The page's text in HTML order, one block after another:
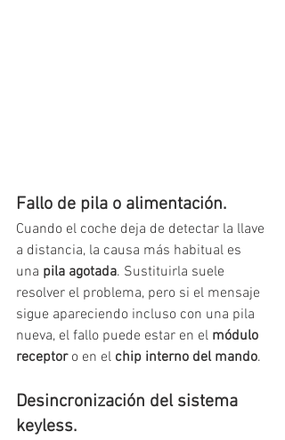
Fallo de pila o alimentación.
Cuando el coche deja de detectar la llave
a distancia, la causa más habitual es
una pila agotada. Sustituirla suele
resolver el problema, pero si el mensaje
sigue apareciendo incluso con una pila
nueva, el fallo puede estar en el módulo
receptor o en el chip interno del mando.
Desincronización del sistema
keyless.